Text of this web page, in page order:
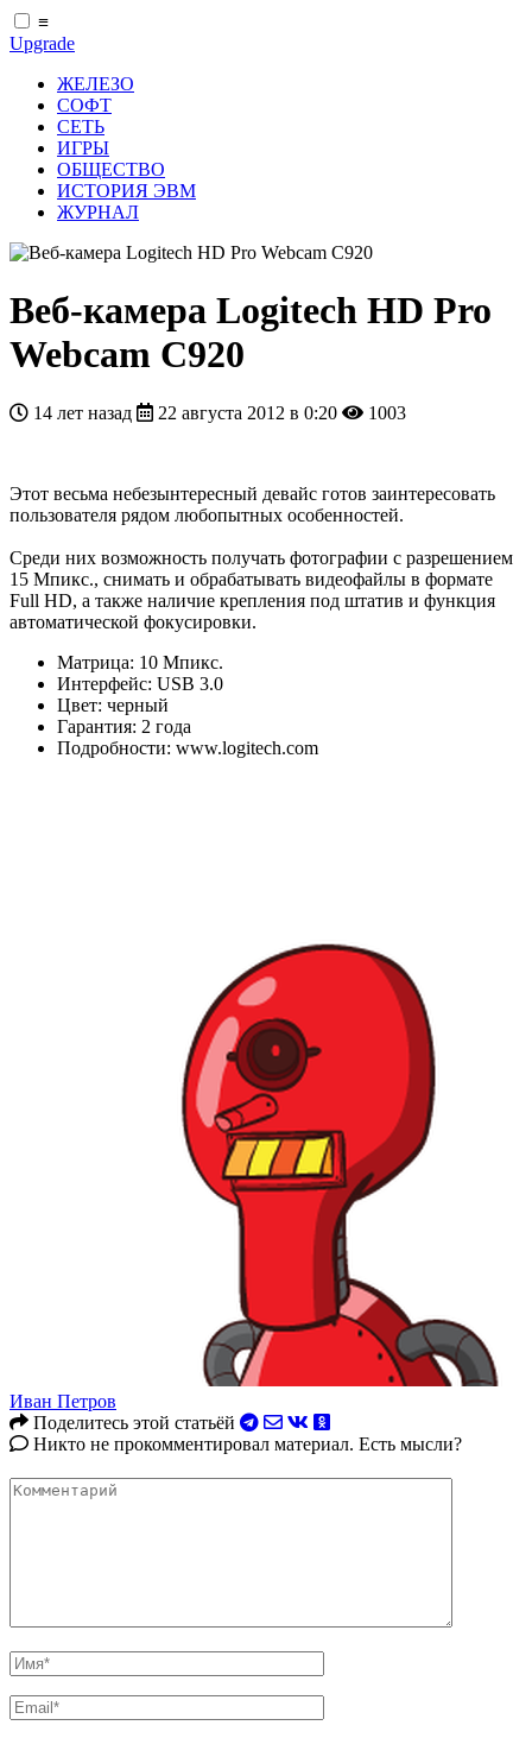
≡
Upgrade
ЖЕЛЕЗО
СОФТ
СЕТЬ
ИГРЫ
ОБЩЕСТВО
ИСТОРИЯ ЭВМ
ЖУРНАЛ
Веб-камера Logitech HD Pro
Webcam C920
14 лет назад 22 августа 2012 в 0:20 1003
Этот весьма небезынтересный девайс готов заинтересовать
пользователя рядом любопытных особенностей.
Среди них возможность получать фотографии с разрешением
15 Мпикс., снимать и обрабатывать видеофайлы в формате
Full HD, а также наличие крепления под штатив и функция
автоматической фокусировки.
Матрица: 10 Мпикс.
Интерфейс: USB 3.0
Цвет: черный
Гарантия: 2 года
Подробности: www.logitech.com
Иван Петров
Поделитесь этой статьёй
Никто не прокомментировал материал. Есть мысли?